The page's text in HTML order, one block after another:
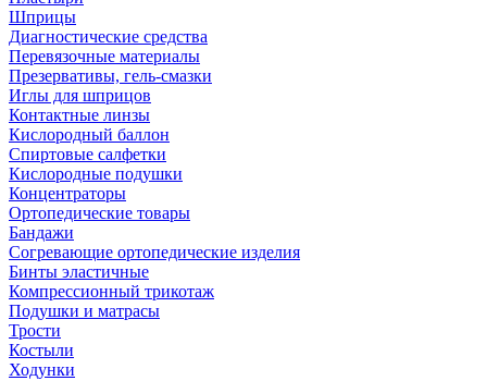
Шприцы
Диагностические средства
Перевязочные материалы
Презервативы, гель-смазки
Иглы для шприцов
Контактные линзы
Кислородный баллон
Спиртовые салфетки
Кислородные подушки
Концентраторы
Ортопедические товары
Бандажи
Согревающие ортопедические изделия
Бинты эластичные
Компрессионный трикотаж
Подушки и матрасы
Трости
Костыли
Ходунки